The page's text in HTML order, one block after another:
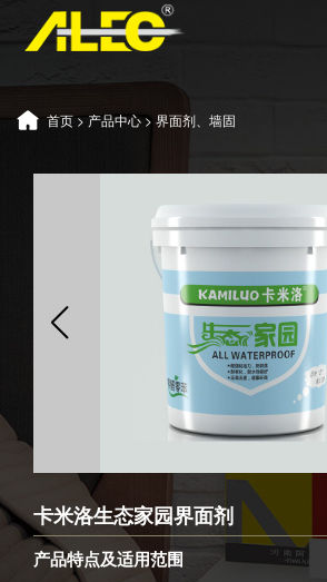
首页 > 产品中心 > 界面剂、墙固
卡米洛生态家园界面剂
产品特点及适用范围